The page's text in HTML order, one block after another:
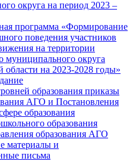
округа на период 2023 –
программа «Формирование
поведения участников
на территории
муниципального округа
области на 2023-2028 годы»
образования приказы
АГО и Постановления
образования
образования
образования АГО
материалы и
письма